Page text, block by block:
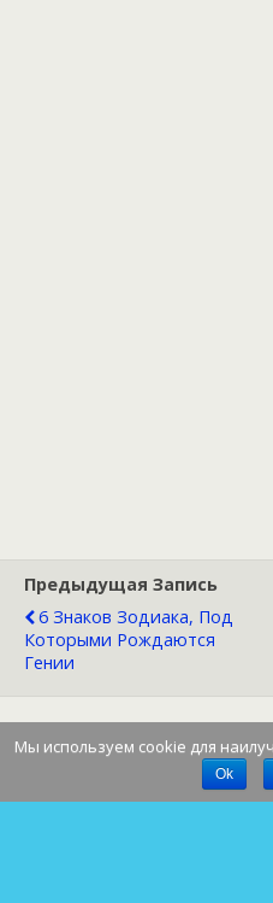
Предыдущая Запись
6 Знаков Зодиака, Под
Которыми Рождаются
Гении
Мы используем cookie для
Ok